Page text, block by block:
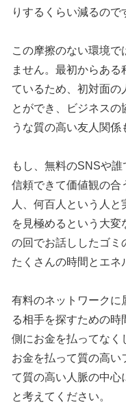
りするくらい減るので
この摩擦のない環境で
ません。最初からあ
ているため、初対面の
とができ、ビジネスの
うな質の高い友人関係
もし、無料のSNSや
信頼できて価値観の合
人、何百人という人
を見極めるという大変
の回でお話ししたゴミ
たくさんの時間とエネ
有料のネットワークに
る相手を探すための
側にお金を払ってなく
お金を払って質の高い
て質の高い人脈の中心
と考えてください。